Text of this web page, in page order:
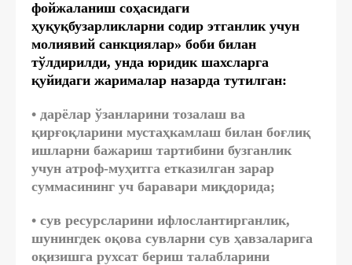
фойжаланиш соҳасидаги
ҳуқуқбузарликларни содир этганлик учун
молиявий санкциялар» боби билан
тўлдирилди, унда юридик шахсларга
қуйидаги жарималар назарда тутилган:
• дарёлар ўзанларини тозалаш ва
қирғоқларини мустаҳкамлаш билан боғлиқ
ишларни бажариш тартибини бузганлик
учун атроф-муҳитга етказилган зарар
суммасининг уч баравари миқдорида;
• сув ресурсларини ифлослантирганлик,
шунингдек оқова сувларни сув ҳавзаларига
оқизишга рухсат бериш талабларини